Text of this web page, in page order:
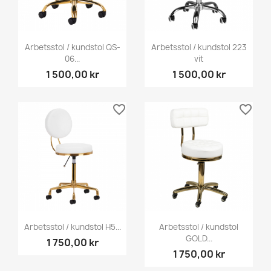
Arbetsstol / kundstol QS-
06...
1 500,00 kr
Arbetsstol / kundstol 223
vit
1 500,00 kr
Arbetsstol / kundstol H5...
1 750,00 kr
favorite_border
Arbetsstol / kundstol
GOLD...
1 750,00 kr
favorite_border